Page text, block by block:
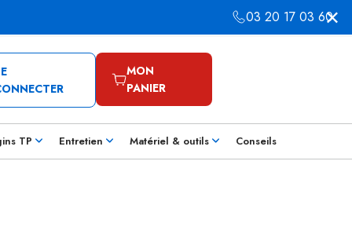
03 20 17 03 60
MON
PANIER
TP Entretien Matériel & outils Conseils